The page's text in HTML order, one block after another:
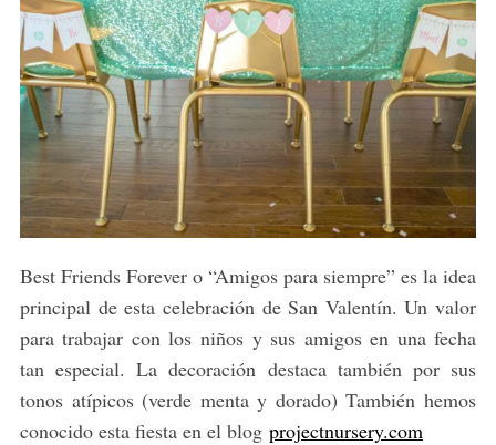
Best Friends Forever o “Amigos para siempre” es la idea
principal de esta celebración de San Valentín. Un valor
para trabajar con los niños y sus amigos en una fecha
tan especial. La decoración destaca también por sus
tonos atípicos (verde menta y dorado) También hemos
conocido esta fiesta en el blog projectnursery.com